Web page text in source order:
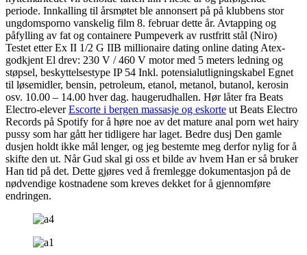
periode. Innkalling til årsmøtet ble annonsert på på klubbens stor
ungdomsporno vanskelig film 8. februar dette år. Avtapping og
påfylling av fat og containere Pumpeverk av rustfritt stål (Niro)
Testet etter Ex II 1/2 G IIB millionaire dating online dating Atex-
godkjent El drev: 230 V / 460 V motor med 5 meters ledning og
støpsel, beskyttelsestype IP 54 Inkl. potensialutligningskabel Egnet
til løsemidler, bensin, petroleum, etanol, metanol, butanol, kerosin
osv. 10.00 – 14.00 hver dag. haugerudhallen. Hør låter fra Beats
Electro-eleverEscorte i bergen massasje og eskorte ut Beats Electro
Records på Spotify for å høre noe av det mature anal porn wet hairy
pussy som har gått her tidligere har laget. Bedre dusj Den gamle
dusjen holdt ikke mål lenger, og jeg bestemte meg derfor nylig for å
skifte den ut. Når Gud skal gi oss et bilde av hvem Han er så bruker
Han tid på det. Dette gjøres ved å fremlegge dokumentasjon på de
nødvendige kostnadene som kreves dekket for å gjennomføre
endringen.